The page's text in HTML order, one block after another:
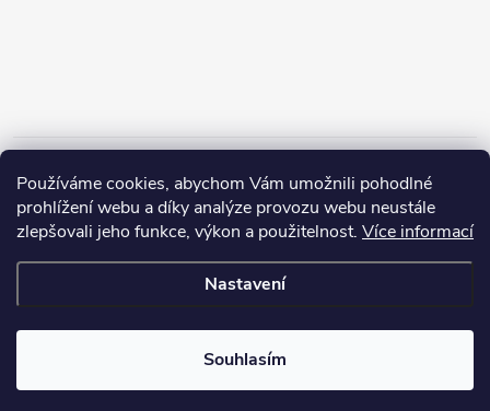
Používáme cookies, abychom Vám umožnili pohodlné
prohlížení webu a díky analýze provozu webu neustále
zlepšovali jeho funkce, výkon a použitelnost. Více informací
Nastavení
Souhlasím
Copyright 2026ZERP Rybářské potřeby. Všechna práva vyhrazena.